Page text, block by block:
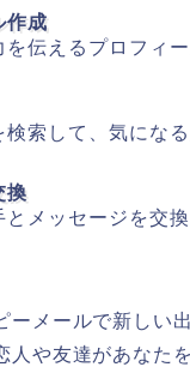
作成
を伝えるプロフィ
検索して、気にな
換
とメッセージを交
ーメールで新しい
人や友達があなた